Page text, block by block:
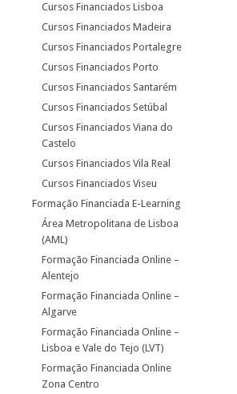
Cursos Financiados Lisboa
Cursos Financiados Madeira
Cursos Financiados Portalegre
Cursos Financiados Porto
Cursos Financiados Santarém
Cursos Financiados Setúbal
Cursos Financiados Viana do
Castelo
Cursos Financiados Vila Real
Cursos Financiados Viseu
Formação Financiada E-Learning
Área Metropolitana de Lisboa
(AML)
Formação Financiada Online –
Alentejo
Formação Financiada Online –
Algarve
Formação Financiada Online –
Lisboa e Vale do Tejo (LVT)
Formação Financiada Online
Zona Centro